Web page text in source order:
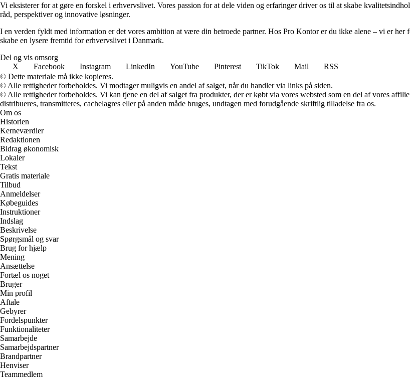
Vi eksisterer for at gøre en forskel i erhvervslivet. Vores passion for at dele viden og erfaringer driver os til at skabe
råd, perspektiver og innovative løsninger.
I en verden fyldt med information er det vores ambition at være din betroede partner. Hos Pro Kontor er du ikke alene – vi er her
skabe en lysere fremtid for erhvervslivet i Danmark.
Del og vis omsorg
X
Facebook Instagram LinkedIn YouTube Pinterest TikTok Mail
RSS
© Dette materiale må ikke kopieres.
© Alle rettigheder forbeholdes. Vi modtager muligvis en andel af salget, når du handler via links på siden.
© Alle rettigheder forbeholdes. Vi kan tjene en del af salget fra produkter, der er købt via vores websted som en del af vores
distribueres, transmitteres, cachelagres eller på anden måde bruges, undtagen med forudgående skriftlig tilladelse fra os.
Om os
Historien
Kerneværdier
Redaktionen
Bidrag økonomisk
Lokaler
Tekst
Gratis materiale
Tilbud
Anmeldelser
Købeguides
Instruktioner
Indslag
Beskrivelse
Spørgsmål og svar
Brug for hjælp
Mening
Ansættelse
Fortæl os noget
Bruger
Min profil
Aftale
Gebyrer
Fordelspunkter
Funktionaliteter
Samarbejde
Samarbejdspartner
Brandpartner
Henviser
Teammedlem